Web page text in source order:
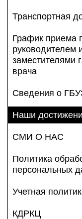
Транспортная
График приема
руководителем
заместителями
врача
Сведения о
Наши
СМИ О НАС
Политика
персональных
Учетная
КДРКЦ